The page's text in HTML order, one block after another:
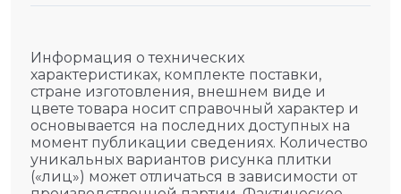
Информация о технических
характеристиках, комплекте поставки,
стране изготовления, внешнем виде и
цвете товара носит справочный характер и
основывается на последних доступных на
момент публикации сведениях. Количество
уникальных вариантов рисунка плитки
(«лиц») может отличаться в зависимости от